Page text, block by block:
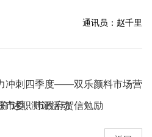
通讯员：赵千里
冲刺四季度——双乐颜料市场营
”述职测评活动
市委、市政府贺信勉励